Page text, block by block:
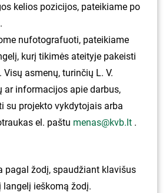
kelios pozicijos, pateikiame po
nufotografuoti, pateikiame
kurį tikimės ateityje pakeisti
asmenų, turinčių L. V.
ar informacijos apie darbus,
su projekto vykdytojais arba
el. paštu menas@kvb.lt .
pagal žodį, spaudžiant klavišus
langelį ieškomą žodį.